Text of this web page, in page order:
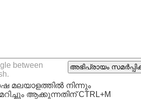
between
മലയാളത്തില്‍ നിന്നും
ആക്കുന്നതിന് CTRL+M